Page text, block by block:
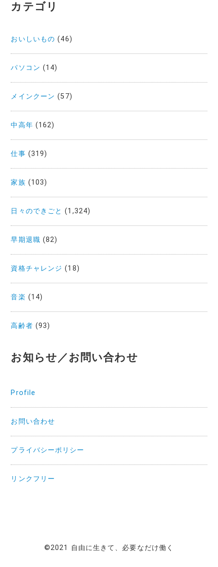
カテゴリ
おいしいもの (46)
パソコン (14)
メインクーン (57)
中高年 (162)
仕事 (319)
家族 (103)
日々のできごと (1,324)
早期退職 (82)
資格チャレンジ (18)
音楽 (14)
高齢者 (93)
お知らせ／お問い合わせ
Profile
お問い合わせ
プライバシーポリシー
リンクフリー
©2021 自由に生きて、必要なだけ働く